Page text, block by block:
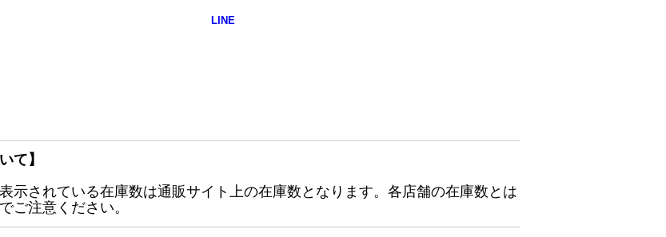
て】
示されている在庫数は通販サイト上の在庫数となります。各店舗の在庫数とは
ご注意ください。